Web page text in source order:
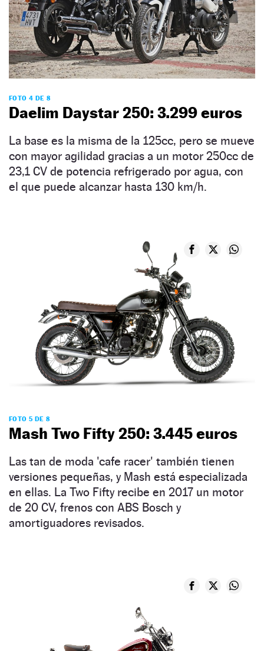
FOTO 4 DE 8
Daelim Daystar 250: 3.299 euros
La base es la misma de la 125cc, pero se mueve
con mayor agilidad gracias a un motor 250cc de
23,1 CV de potencia refrigerado por agua, con
el que puede alcanzar hasta 130 km/h.
FOTO 5 DE 8
Mash Two Fifty 250: 3.445 euros
Las tan de moda 'cafe racer' también tienen
versiones pequeñas, y Mash está especializada
en ellas. La Two Fifty recibe en 2017 un motor
de 20 CV, frenos con ABS Bosch y
amortiguadores revisados.